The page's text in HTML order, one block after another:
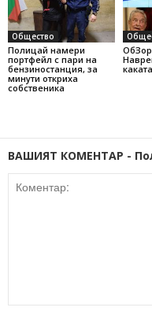
Общество
Полицай намери
портфейл с пари на
бензиностанция, за
минути откриха
собственика
ВАШИЯТ КОМЕНТАР -